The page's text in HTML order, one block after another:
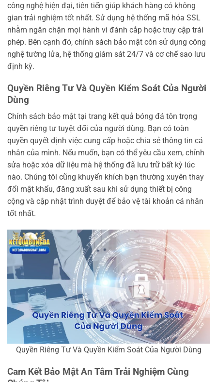
công nghệ hiện đại, tiên tiến giúp khách hàng có không
gian trải nghiệm tốt nhất. Sử dụng hệ thống mã hóa SSL
nhằm ngăn chặn mọi hành vi đánh cắp hoặc truy cập trái
phép. Bên cạnh đó, chính sách bảo mật còn sử dụng công
nghệ tường lửa, hệ thống giám sát 24/7 và cơ chế sao lưu
định kỳ.
Quyền Riêng Tư Và Quyền Kiểm Soát Của Người
Dùng
Chính sách bảo mật tại trang kết quả bóng đá tôn trọng
quyền riêng tư tuyệt đối của người dùng. Bạn có toàn
quyền quyết định việc cung cấp hoặc chia sẻ thông tin cá
nhân của mình. Nếu muốn, bạn có thể yêu cầu xem, chỉnh
sửa hoặc xóa dữ liệu mà hệ thống đã lưu trữ bất kỳ lúc
nào. Chúng tôi cũng khuyến khích bạn thường xuyên thay
đổi mật khẩu, đăng xuất sau khi sử dụng thiết bị công
cộng và cập nhật trình duyệt để bảo vệ tài khoản cá nhân
tốt nhất.
Quyền Riêng Tư Và Quyền Kiểm Soát Của Người Dùng
Cam Kết Bảo Mật An Tâm Trải Nghiệm Cùng